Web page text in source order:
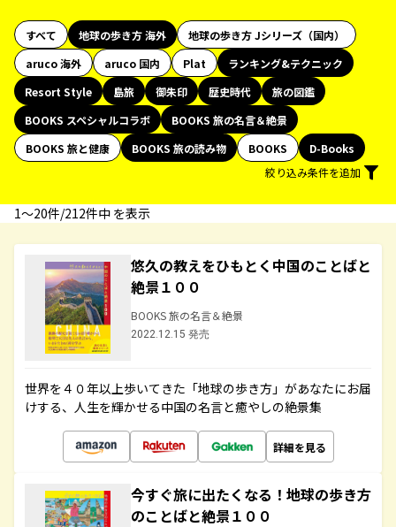
すべて 地球の歩き方 海外
地球の歩き方 Jシリーズ（国内）
aruco 海外
aruco 国内 Plat
ランキング&テクニック
Resort Style
島旅 御朱印 歴史時代
旅の図鑑
BOOKS スペシャルコラボ
BOOKS 旅の名言＆絶景
BOOKS 旅と健康
BOOKS 旅の読み物 BOOKS
D-Books
絞り込み条件を追加
1〜20件/212件中 を表示
悠久の教えをひもとく中国のことばと
絶景１００
BOOKS 旅の名言＆絶景
2022.12.15 発売
世界を４０年以上歩いてきた「地球の歩き方」があなたにお届
けする、人生を輝かせる中国の名言と癒やしの絶景集
詳細を見る
今すぐ旅に出たくなる！地球の歩き方
のことばと絶景１００